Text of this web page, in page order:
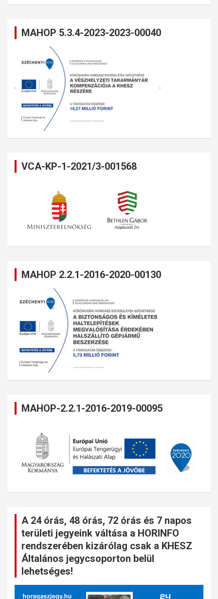
MAHOP 5.3.4-2023-2023-00040
VCA-KP-1-2021/3-001568
MAHOP 2.2.1-2016-2020-00130
MAHOP-2.2.1-2016-2019-00095
A 24 órás, 48 órás, 72 órás és 7 napos
területi jegyeink váltása a HORINFO
rendszerében kizárólag csak a KHESZ
Általános jegycsoporton belül
lehetséges!